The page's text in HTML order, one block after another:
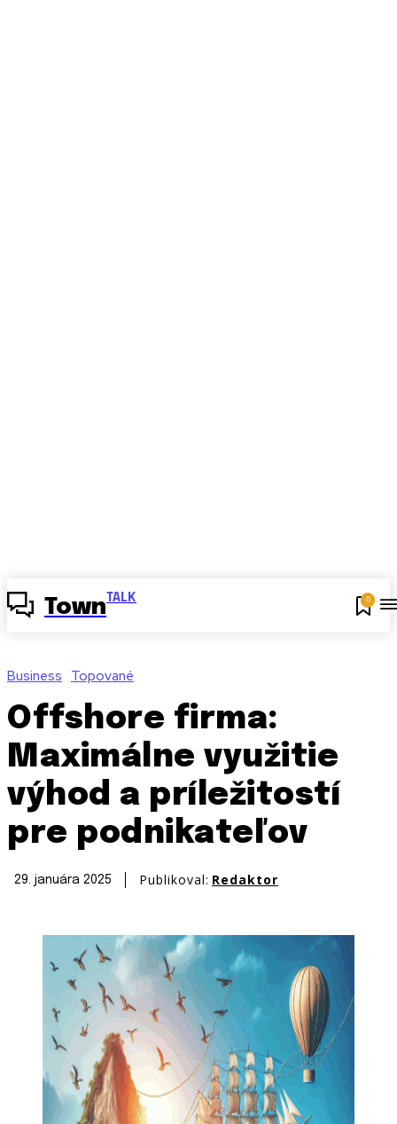
Town TALK 0
Business Topované
Offshore firma:
Maximálne využitie
výhod a príležitostí
pre podnikateľov
29. januára 2025 Publikoval: Redaktor